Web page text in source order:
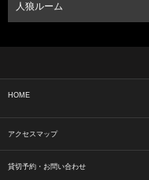
人狼ルーム
HOME
アクセスマップ
貸切予約・お問い合わせ